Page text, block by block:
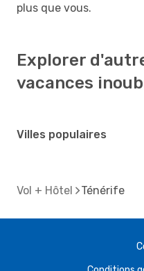
plus que vous.
Explorer
vacances
Villes populaires
Vol + Hôtel Ténérife